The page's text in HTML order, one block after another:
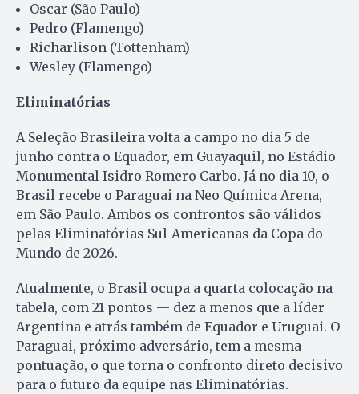
Oscar (São Paulo)
Pedro (Flamengo)
Richarlison (Tottenham)
Wesley (Flamengo)
Eliminatórias
A Seleção Brasileira volta a campo no dia 5 de
junho contra o Equador, em Guayaquil, no Estádio
Monumental Isidro Romero Carbo. Já no dia 10, o
Brasil recebe o Paraguai na Neo Química Arena,
em São Paulo. Ambos os confrontos são válidos
pelas Eliminatórias Sul-Americanas da Copa do
Mundo de 2026.
Atualmente, o Brasil ocupa a quarta colocação na
tabela, com 21 pontos — dez a menos que a líder
Argentina e atrás também de Equador e Uruguai. O
Paraguai, próximo adversário, tem a mesma
pontuação, o que torna o confronto direto decisivo
para o futuro da equipe nas Eliminatórias.